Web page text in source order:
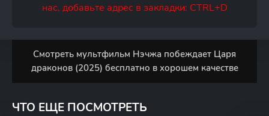
нас, добавьте адрес в закладки: CTRL+D
Смотреть мультфильм Нэчжа побеждает Царя
драконов (2025) бесплатно в хорошем качестве
ЧТО ЕЩЕ ПОСМОТРЕТЬ